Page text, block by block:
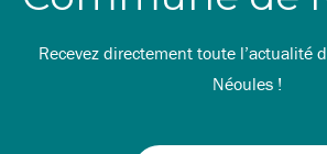
Recevez directement toute l’actualité
Néoules !